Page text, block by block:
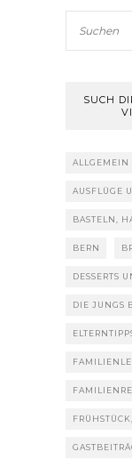
SUCH
ALLGEMEIN
AUSFLÜGE
BASTELN,
BERN
DESSERTS
DIE JUNGS